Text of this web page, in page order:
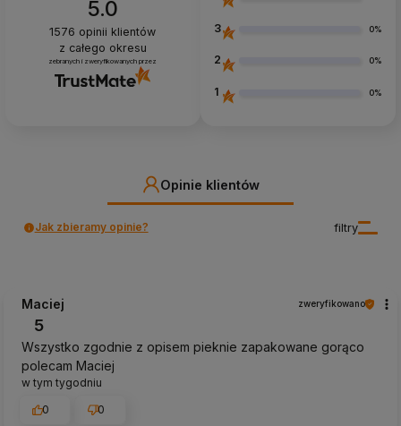
5.0
1576 opinii klientów
z całego okresu
zebranych i zweryfikowanych przez
3 0%
2 0%
1 0%
Opinie klientów
filtry
Jak zbieramy opinie?
Maciej zweryfikowano
5
Wszystko zgodnie z opisem pieknie zapakowane gorąco
polecam Maciej
w tym tygodniu
0
0